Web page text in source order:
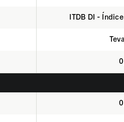
ITDB DI -